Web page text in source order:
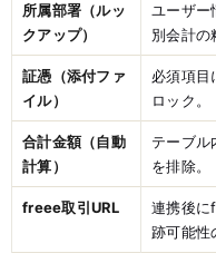
所属部署（ルッ
クアップ）
ユーザー
別会計の
証憑（添付ファ
イル）
必須項目
ロック。
合計金額（自動
計算）
テーブル
を排除。
freee取引URL
連携後に
跡可能性